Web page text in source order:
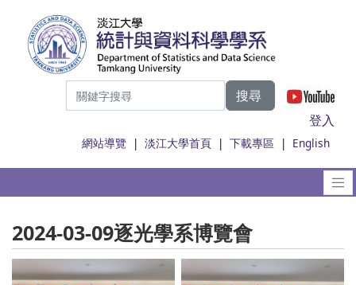
搜尋
登入
網站導覽 |淡江大學首頁 |下載專區 | English
2024-03-09逐光學系博覽會